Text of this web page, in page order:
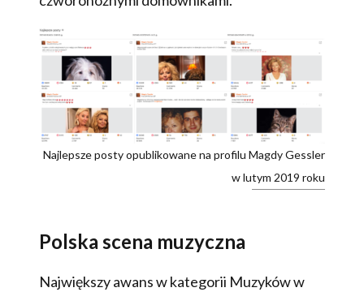
Najlepsze posty opublikowane na profilu Magdy Gessler
w lutym 2019 roku
Polska scena muzyczna
Największy awans w kategorii Muzyków w